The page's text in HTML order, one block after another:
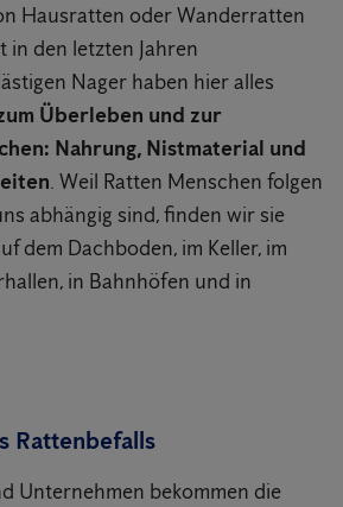
Hausratten oder Wanderratten
in den letzten Jahren
Nager haben hier alles
Überleben und zur
Nahrung, Nistmaterial und
. Weil Ratten Menschen folgen
abhängig sind, finden wir sie
dem Dachboden, im Keller, im
in Bahnhöfen und in
Rattenbefalls
Unternehmen bekommen die